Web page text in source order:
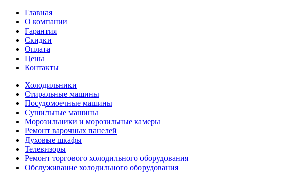
Главная
О компании
Гарантия
Скидки
Оплата
Цены
Контакты
Холодильники
Стиральные машины
Посудомоечные машины
Сушильные машины
Морозильники и морозильные камеры
Ремонт варочных панелей
Духовые шкафы
Телевизоры
Ремонт торгового холодильного оборудования
Обслуживание холодильного оборудования